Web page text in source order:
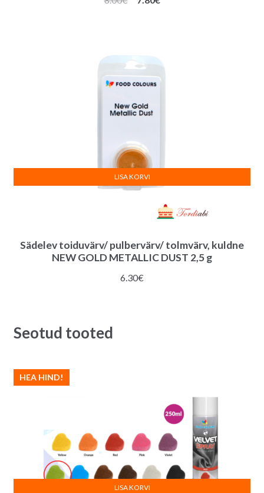
Sädelev toiduvärv/ pulbervärv/ tolmvärv, kuldne
NEW GOLD METALLIC DUST 2,5 g
6.30€
LISA KORVI
Seotud tooted
HEA HIND!
LISA KORVI